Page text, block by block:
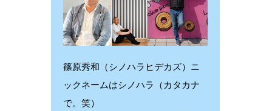
篠原秀和（シノハラヒデカズ）ニ
ックネームはシノハラ（カタカナ
で。笑）